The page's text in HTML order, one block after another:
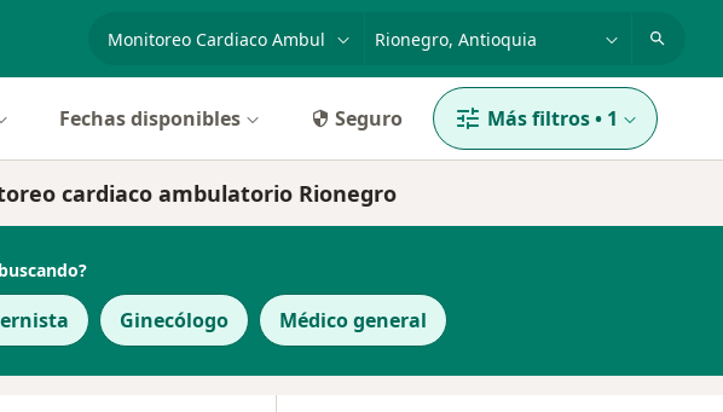
Fechas disponibles Seguro Más filtros• 1
cardiaco ambulatorio Rionegro
Ginecólogo Médico general